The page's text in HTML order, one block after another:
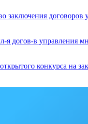
заключения
я догов-в
конкурса на